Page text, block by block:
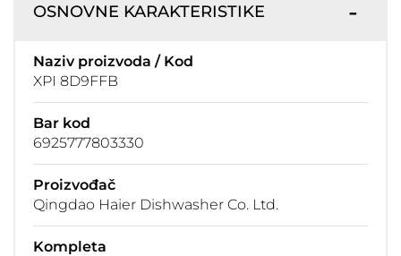
OSNOVNE KARAKTERISTIKE
Naziv proizvoda / Kod
XPI 8D9FFB
Bar kod
6925777803330
Proizvođač
Qingdao Haier Dishwasher Co. Ltd.
Kompleta